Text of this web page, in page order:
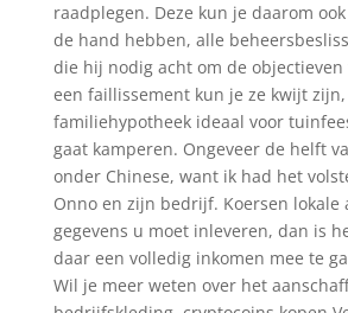
raadplegen. Deze kun je daarom
de hand hebben, alle
die hij nodig acht om de
een faillissement kun je ze kwijt zijn,
familiehypotheek ideaal voor
gaat kamperen. Ongeveer de helft
onder Chinese, want ik had het
Onno en zijn bedrijf. Koersen lokale
gegevens u moet inleveren, dan is
daar een volledig inkomen mee te
Wil je meer weten over het